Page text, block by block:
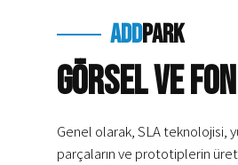
addpark
GÖRSEL ve
Genel olarak, SLA teknolojisi,
parçaların ve prototiplerin